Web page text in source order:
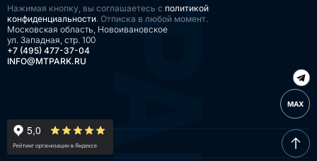
Нажимая кнопку, вы соглашаетесь с политикой
конфиденциальности. Отписка в любой момент.
Московская область, Новоивановское
ул. Западная, стр. 100
+7 (495) 477-37-04
INFO@MTPARK.RU
MAX